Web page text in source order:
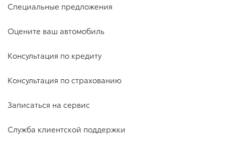
Специальные предложения
Оцените ваш автомобиль
Консультация по кредиту
Консультация по страхованию
Записаться на сервис
Служба клиентской поддержки